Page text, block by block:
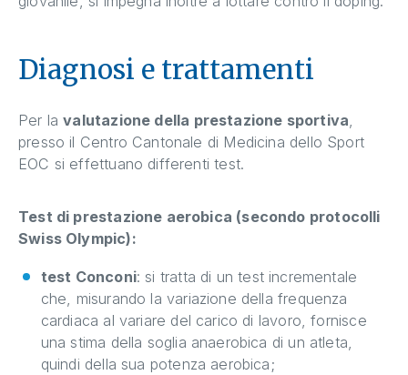
Diagnosi e trattamenti
Per lavalutazione della prestazione sportiva,
presso il Centro Cantonale di Medicina dello Sport
EOC si effettuano differenti test.
Test di prestazione aerobica (secondo protocolli
Swiss Olympic):
test Conconi: si tratta di un test incrementale
che, misurando la variazione della frequenza
cardiaca al variare del carico di lavoro, fornisce
una stima della soglia anaerobica di un atleta,
quindi della sua potenza aerobica;